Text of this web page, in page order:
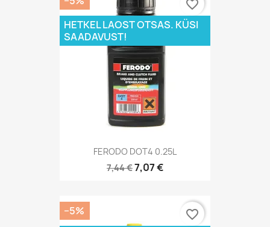
FERODO DOT4 0.25L
7,44 €7,07 €
HETKEL LAOST OTSAS. KÜSI
SAADAVUST!
favorite_border
−5%
favorite_border